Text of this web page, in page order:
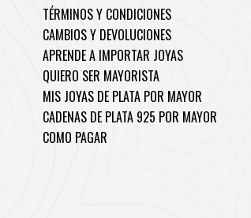
TÉRMINOS Y CONDICIONES
CAMBIOS Y DEVOLUCIONES
APRENDE A IMPORTAR JOYAS
QUIERO SER MAYORISTA
MIS JOYAS DE PLATA POR MAYOR
CADENAS DE PLATA 925 POR MAYOR
COMO PAGAR